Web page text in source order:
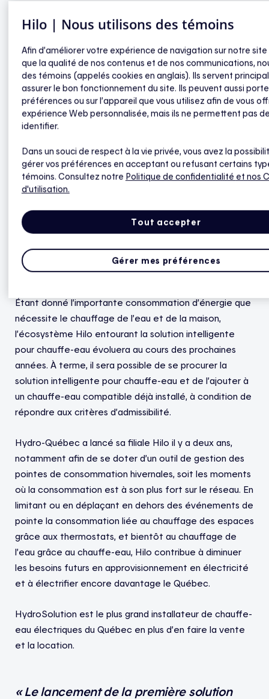
l’écosystème Hilo, il s’agit d’une option clés en main.
L’installation par un installateur certifié est comprise de
même que la récupération de l’ancien chauffe-eau loué
ou acheté. L’offre Hilo consiste en un contrôleur de
charge, une sonde et une trousse de plomberie qui
seront fournis lors de l’achat d’un appareil de 60 gallons
muni d’une entrée d’eau par le bas auprès
d’HydroSolution.
La solution intelligente pour chauffe-eau électrique est
la seule qui permet l’interruption en toute sécurité et
qui répond aux exigences de la Santé publique du
au point une technologie qui réduit au minimum les
risques d’infection à la légionellose.
Étant donné l’importante consommation d’énergie que
nécessite le chauffage de l’eau et de la maison,
l’écosystème Hilo entourant la solution intelligente
pour chauffe-eau évoluera au cours des prochaines
années. À terme, il sera possible de se procurer la
solution intelligente pour chauffe-eau et de l’ajouter à
un chauffe-eau compatible déjà installé, à condition de
répondre aux critères d’admissibilité.
Hydro-Québec a lancé sa filiale Hilo il y a deux ans,
notamment afin de se doter d’un outil de gestion des
pointes de consommation hivernales, soit les moments
où la consommation est à son plus fort sur le réseau. En
limitant ou en déplaçant en dehors des événements de
pointe la consommation liée au chauffage des espaces
grâce aux thermostats, et bientôt au chauffage de
l’eau grâce au chauffe-eau, Hilo contribue à diminuer
les besoins futurs en approvisionnement en électricité
et à électrifier encore davantage le Québec.
HydroSolution est le plus grand installateur de chauffe-
eau électriques du Québec en plus d’en faire la vente
et la location.
« Le lancement de la première solution
Hilo | Nous utilisons des témoins
Afin d’améliorer votre expérience de navigation sur notre site
que la qualité de nos contenus et de nos communications,
des témoins (appelés cookies en anglais). Ils servent
assurer le bon fonctionnement du site. Ils peuvent aussi
préférences ou sur l’appareil que vous utilisez afin de vous
expérience Web personnalisée, mais ils ne permettent pas
identifier.
Dans un souci de respect à la vie privée, vous avez la
gérer vos préférences en acceptant ou refusant certains
témoins. Consultez notre Politique de confidentialité et nos
d'utilisation.
Tout accepter
Gérer mes préférences